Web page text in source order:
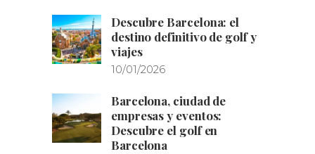
Descubre Barcelona: el
destino definitivo de golf y
viajes
10/01/2026
Barcelona, ciudad de
empresas y eventos:
Descubre el golf en
Barcelona